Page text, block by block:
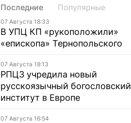
Последние Популярные
07 Августа 18:33
В УПЦ КП «рукоположили»
«епископа» Тернопольского
07 Августа 18:13
РПЦЗ учредила новый
русскоязычный богословский
институт в Европе
07 Августа 16:54